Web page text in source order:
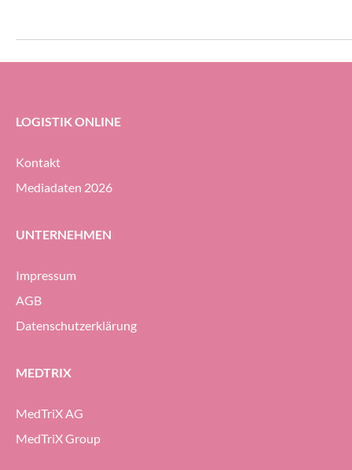
LOGISTIK ONLINE
Kontakt
Mediadaten 2026
UNTERNEHMEN
Impressum
AGB
Datenschutzerklärung
MEDTRIX
MedTriX AG
MedTriX Group